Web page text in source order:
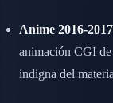
Anime 2016-2017
animación CGI de
indigna del